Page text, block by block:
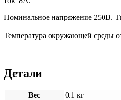
Номинальное напряжение 250В.
Температура окружающей среды
Детали
Вес
0.1 кг